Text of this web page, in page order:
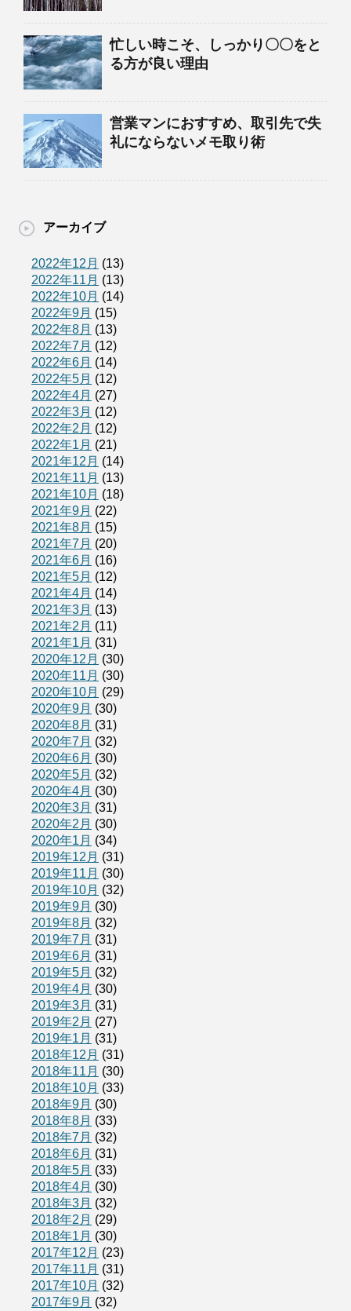
忙しい時こそ、しっかり〇〇をと
る方が良い理由
営業マンにおすすめ、取引先で失
礼にならないメモ取り術
アーカイブ
2022年12月 (13)
2022年11月 (13)
2022年10月 (14)
2022年9月 (15)
2022年8月 (13)
2022年7月 (12)
2022年6月 (14)
2022年5月 (12)
2022年4月 (27)
2022年3月 (12)
2022年2月 (12)
2022年1月 (21)
2021年12月 (14)
2021年11月 (13)
2021年10月 (18)
2021年9月 (22)
2021年8月 (15)
2021年7月 (20)
2021年6月 (16)
2021年5月 (12)
2021年4月 (14)
2021年3月 (13)
2021年2月 (11)
2021年1月 (31)
2020年12月 (30)
2020年11月 (30)
2020年10月 (29)
2020年9月 (30)
2020年8月 (31)
2020年7月 (32)
2020年6月 (30)
2020年5月 (32)
2020年4月 (30)
2020年3月 (31)
2020年2月 (30)
2020年1月 (34)
2019年12月 (31)
2019年11月 (30)
2019年10月 (32)
2019年9月 (30)
2019年8月 (32)
2019年7月 (31)
2019年6月 (31)
2019年5月 (32)
2019年4月 (30)
2019年3月 (31)
2019年2月 (27)
2019年1月 (31)
2018年12月 (31)
2018年11月 (30)
2018年10月 (33)
2018年9月 (30)
2018年8月 (33)
2018年7月 (32)
2018年6月 (31)
2018年5月 (33)
2018年4月 (30)
2018年3月 (32)
2018年2月 (29)
2018年1月 (30)
2017年12月 (23)
2017年11月 (31)
2017年10月 (32)
2017年9月 (32)